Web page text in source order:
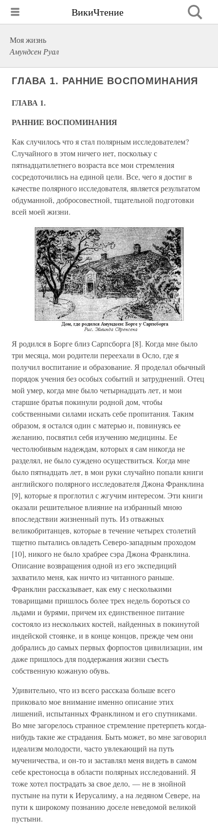
ВикиЧтение
Моя жизнь
Амундсен Руал
ГЛАВА 1. РАННИЕ ВОСПОМИНАНИЯ
ГЛАВА 1.
РАННИЕ ВОСПОМИНАНИЯ
Как случилось что я стал полярным исследователем?
Случайного в этом ничего нет, поскольку с
пятнадцатилетнего возраста все мои стремления
сосредоточились на единой цели. Все, чего я достиг в
качестве полярного исследователя, является результатом
обдуманной, добросовестной, тщательной подготовки
всей моей жизни.
Я родился в Борге близ Сарпсборга [8]. Когда мне было
три месяца, мои родители переехали в Осло, где я
получил воспитание и образование. Я проделал обычный
порядок учения без особых событий и затруднений. Отец
мой умер, когда мне было четырнадцать лет, и мои
старшие братья покинули родной дом, чтобы
собственными силами искать себе пропитания. Таким
образом, я остался один с матерью и, повинуясь ее
желанию, посвятил себя изучению медицины. Ее
честолюбивым надеждам, которых я сам никогда не
разделял, не было суждено осуществиться. Когда мне
было пятнадцать лет, в мои руки случайно попали книги
английского полярного исследователя Джона Франклина
[9], которые я проглотил с жгучим интересом. Эти книги
оказали решительное влияние на избранный мною
впоследствии жизненный путь. Из отважных
великобританцев, которые в течение четырех столетий
тщетно пытались овладеть Северо-западным проходом
[10], никого не было храбрее сэра Джона Франклина.
Описание возвращения одной из его экспедиций
захватило меня, как ничто из читанного раньше.
Франклин рассказывает, как ему с несколькими
товарищами пришлось более трех недель бороться со
льдами и бурями, причем их единственное питание
состояло из нескольких костей, найденных в покинутой
индейской стоянке, и в конце концов, прежде чем они
добрались до самых первых форпостов цивилизации, им
даже пришлось для поддержания жизни съесть
собственную кожаную обувь.
Удивительно, что из всего рассказа больше всего
приковало мое внимание именно описание этих
лишений, испытанных Франклином и его спутниками.
Во мне загорелось странное стремление претерпеть когда-
нибудь такие же страдания. Быть может, во мне заговорил
идеализм молодости, часто увлекающий на путь
мученичества, и он-то и заставлял меня видеть в самом
себе крестоносца в области полярных исследований. Я
тоже хотел пострадать за свое дело, — не в знойной
пустыне на пути к Иерусалиму, а на ледяном Севере, на
пути к широкому познанию доселе неведомой великой
пустыни.